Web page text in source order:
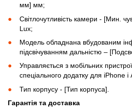
мм] мм;
Світлочутливість камери - [Мин.
Lux;
Модель обладнана вбудованим
підсвічуванням дальністю –
Управляється з мобільних
спеціального додатку для iPhone і
Тип корпусу - [Тип корпуса].
Гарантія та доставка